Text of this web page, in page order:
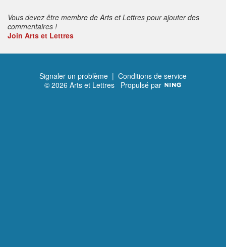
Vous devez être membre de Arts et Lettres pour ajouter des
commentaires !
Join Arts et Lettres
Signaler un problème | Conditions de service
© 2026 Arts et Lettres Propulsé par